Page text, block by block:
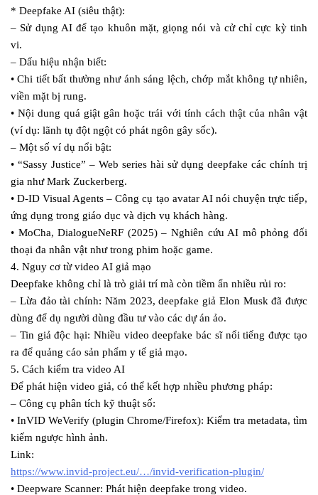
* Deepfake AI (siêu thật):
– Sử dụng AI để tạo khuôn mặt, giọng nói và cử chỉ cực kỳ tinh
vi.
– Dấu hiệu nhận biết:
• Chi tiết bất thường như ánh sáng lệch, chớp mắt không tự nhiên,
viền mặt bị rung.
• Nội dung quá giật gân hoặc trái với tính cách thật của nhân vật
(ví dụ: lãnh tụ đột ngột có phát ngôn gây sốc).
– Một số ví dụ nổi bật:
• “Sassy Justice” – Web series hài sử dụng deepfake các chính trị
gia như Mark Zuckerberg.
• D-ID Visual Agents – Công cụ tạo avatar AI nói chuyện trực tiếp,
ứng dụng trong giáo dục và dịch vụ khách hàng.
• MoCha, DialogueNeRF (2025) – Nghiên cứu AI mô phỏng đối
thoại đa nhân vật như trong phim hoặc game.
4. Nguy cơ từ video AI giả mạo
Deepfake không chỉ là trò giải trí mà còn tiềm ẩn nhiều rủi ro:
– Lừa đảo tài chính: Năm 2023, deepfake giả Elon Musk đã được
dùng để dụ người dùng đầu tư vào các dự án ảo.
– Tin giả độc hại: Nhiều video deepfake bác sĩ nổi tiếng được tạo
ra để quảng cáo sản phẩm y tế giả mạo.
5. Cách kiểm tra video AI
Để phát hiện video giả, có thể kết hợp nhiều phương pháp:
– Công cụ phân tích kỹ thuật số:
• InVID WeVerify (plugin Chrome/Firefox): Kiểm tra metadata, tìm
kiếm ngược hình ảnh.
Link:
https://www.invid-project.eu/…/invid-verification-plugin/
• Deepware Scanner: Phát hiện deepfake trong video.